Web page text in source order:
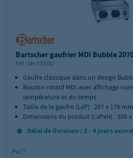
Bartscher gaufrier MDI Bubble
Réf.: GH-370281
Gaufre classique dans un design
Bouton rotatif MDI avec affichage
température et du temps
Taille de la gaufre (LxP) : 207 x 176
Dimensions du produit (LxPxH) : 300 x
Délai de livraison : 2 - 4 jours
PVC²: